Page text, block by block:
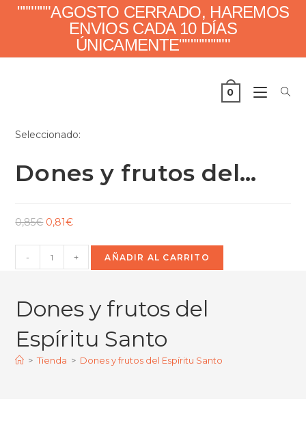
""""""AGOSTO CERRADO, HAREMOS
ENVIOS CADA 10 DÍAS
ÚNICAMENTE"""""""""
0
Seleccionado:
Dones y frutos del…
0,85€ 0,81€
- + AÑADIR AL CARRITO
Dones y frutos del
Espíritu Santo
> Tienda > Dones y frutos del Espíritu Santo